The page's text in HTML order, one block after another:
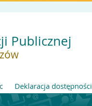
Publicznej
Deklaracja dostępności